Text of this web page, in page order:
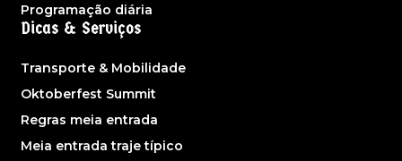
Programação diária
Dicas & Serviços
Transporte & Mobilidade
Oktoberfest Summit
Regras meia entrada
Meia entrada traje típico